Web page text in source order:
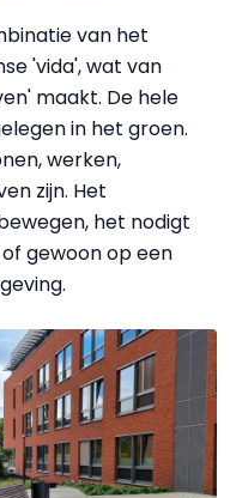
van het
'vida', wat van
maakt. De hele
in het groen.
werken,
zijn. Het
het nodigt
gewoon op een